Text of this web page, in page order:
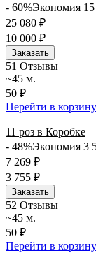
- 60%Экономия 15
25 080 ₽
10 000 ₽
Заказать
51 Отзывы
~45 м.
50 ₽
Перейти в корзину
11 роз в Коробке
- 48%Экономия 3
7 269 ₽
3 755 ₽
Заказать
52 Отзывы
~45 м.
50 ₽
Перейти в корзину